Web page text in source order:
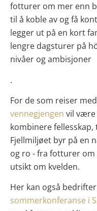
fotturer om mer enn
til å koble av og få
legger ut på en kort
lengre dagsturer på
nivåer og ambisjoner
.
For de som reiser
vennegjengen vil være
kombinere
Fjellmiljøet byr på en
og ro - fra fotturer om
utsikt om kvelden.
Her kan også
sommerkonferanse i